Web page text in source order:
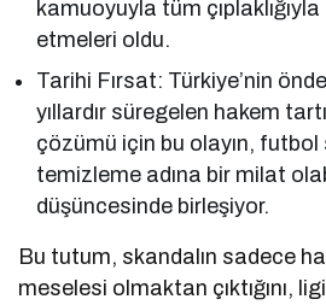
kamuoyuyla tüm çıplaklığıyla
etmeleri oldu.
Tarihi Fırsat: Türkiye’nin
yıllardır süregelen hakem
çözümü için bu olayın,
temizleme adına bir milat
düşüncesinde birleşiyor.
Bu tutum, skandalın sadece
meselesi olmaktan çıktığını,